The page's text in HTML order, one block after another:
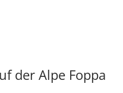
der Alpe Foppa